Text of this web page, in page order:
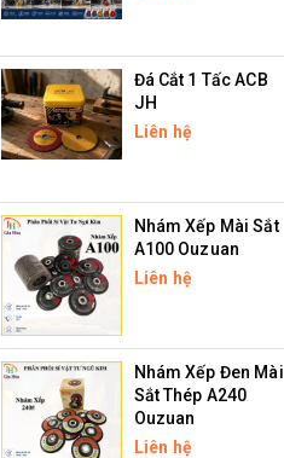
Đá Cắt 1 Tấc ACB
JH
Liên hệ
Nhám Xếp Mài Sắt
A100 Ouzuan
Liên hệ
Nhám Xếp Đen Mài
Sắt Thép A240
Ouzuan
Liên hệ